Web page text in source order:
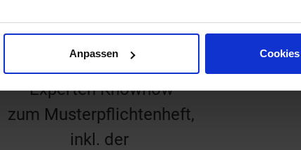
Anpassen
um relevante
Informationen und
Experten Knowhow
zum Musterpflichtenheft,
inkl. der